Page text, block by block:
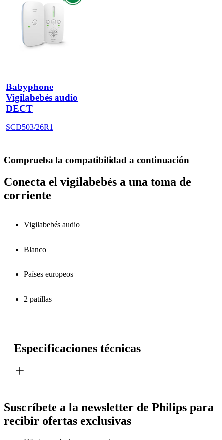
Babyphone
Vigilabebés audio
DECT
SCD503/26R1
Comprueba la compatibilidad a continuación
Conecta el vigilabebés a una toma de
corriente
Vigilabebés audio
Blanco
Países europeos
2 patillas
Especificaciones técnicas
Suscríbete a la newsletter de Philips para
recibir ofertas exclusivas